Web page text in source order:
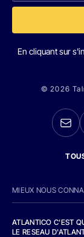
En cliquant sur
© 2026
MIEUX NOUS
ATLANTICO C'EST
LE RESEAU